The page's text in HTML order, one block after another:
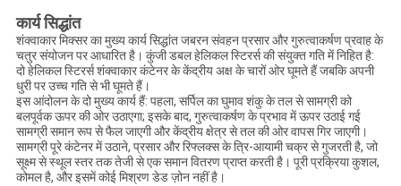
कार्य सिद्धांत
शंक्वाकार मिक्सर का मुख्य कार्य सिद्धांत जबरन संवहन प्रसार और गुरुत्वाकर्षण प्रवाह के
चतुर संयोजन पर आधारित है। कुंजी डबल हेलिकल स्टिरर्स की संयुक्त गति में निहित है:
दो हेलिकल स्टिरर्स शंक्वाकार कंटेनर के केंद्रीय अक्ष के चारों ओर घूमते हैं जबकि अपनी
धुरी पर उच्च गति से भी घूमते हैं।
इस आंदोलन के दो मुख्य कार्य हैं: पहला, सर्पिल का घुमाव शंकु के तल से सामग्री को
बलपूर्वक ऊपर की ओर उठाएगा; इसके बाद, गुरुत्वाकर्षण के प्रभाव में ऊपर उठाई गई
सामग्री समान रूप से फैल जाएगी और केंद्रीय क्षेत्र से तल की ओर वापस गिर जाएगी।
सामग्री पूरे कंटेनर में उठाने, प्रसार और रिफ्लक्स के त्रि-आयामी चक्र से गुजरती है, जो
सूक्ष्म से स्थूल स्तर तक तेजी से एक समान वितरण प्राप्त करती है। पूरी प्रक्रिया कुशल,
कोमल है, और इसमें कोई मिश्रण डेड ज़ोन नहीं है।